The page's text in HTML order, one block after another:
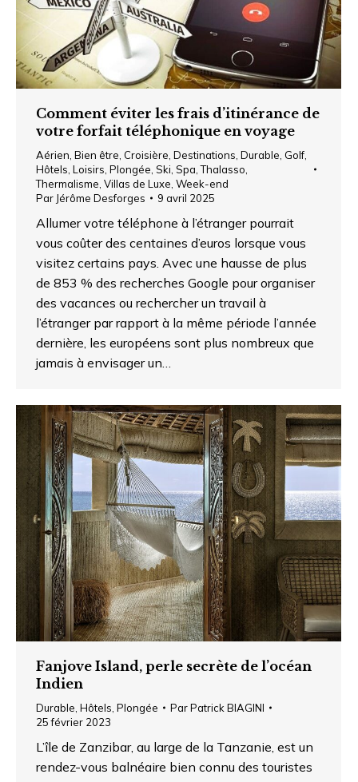
Comment éviter les frais d’itinérance de
votre forfait téléphonique en voyage
Aérien, Bien être, Croisière, Destinations, Durable, Golf,
Hôtels, Loisirs, Plongée, Ski, Spa,Thalasso,
Thermalisme, Villas de Luxe, Week-end
Par Jérôme Desforges 9 avril 2025
Allumer votre téléphone à l’étranger pourrait
vous coûter des centaines d’euros lorsque vous
visitez certains pays. Avec une hausse de plus
de 853 % des recherches Google pour organiser
des vacances ou rechercher un travail à
l’étranger par rapport à la même période l’année
dernière, les européens sont plus nombreux que
jamais à envisager un…
Fanjove Island, perle secrète de l’océan
Indien
Durable, Hôtels, Plongée ParPatrick BIAGINI
25 février 2023
L’île de Zanzibar, au large de la Tanzanie, est un
rendez-vous balnéaire bien connu des touristes